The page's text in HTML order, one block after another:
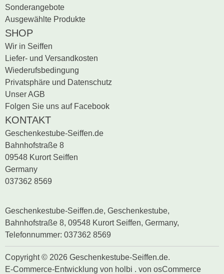
Sonderangebote
Ausgewählte Produkte
SHOP
Wir in Seiffen
Liefer- und Versandkosten
Wiederufsbedingung
Privatsphäre und Datenschutz
Unser AGB
Folgen Sie uns auf Facebook
KONTAKT
Geschenkestube-Seiffen.de
Bahnhofstraße 8
09548 Kurort Seiffen
Germany
037362 8569
Copyright © 2026 Geschenkestube-Seiffen.de.
E-Commerce-Entwicklung von holbi . von osCommerce
Geschenkestube-Seiffen.de, Geschenkestube,
Bahnhofstraße 8, 09548 Kurort Seiffen, Germany,
Telefonnummer: 037362 8569